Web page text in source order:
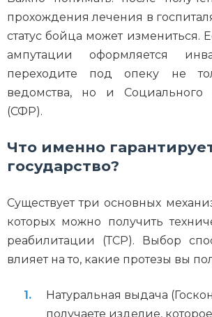
прохождения лечения в
статус бойца может измениться.
ампутации оформляется
переходите под опеку не
ведомства, но и
(СФР).
Что именно
государство?
Существует три основных
которых можно получить
реабилитации (ТСР). Выбор
влияет на то, какие протезы вы
Натуральная выдача
получаете изделие,